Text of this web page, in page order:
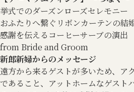
挙式でのダーズンローズセレモニー
おふたりへ繋ぐリボンカーテンの結
感謝を伝えるコーヒーサーブの演出
from Bride and Groom
新郎新婦からのメッセージ
遠方から来るゲストが多いため、ア
であること、アットホームなゲスト